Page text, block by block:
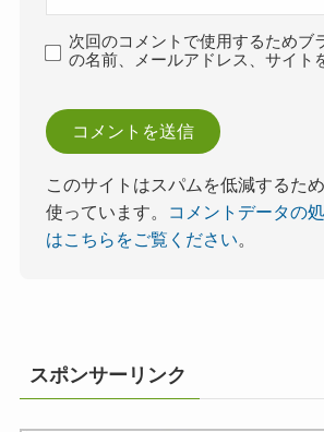
次回のコメントで使用するためブ
の名前、メールアドレス、サイト
このサイトはスパムを低減するた
使っています。
コメントデータの
はこちらをご覧ください。
スポンサーリンク